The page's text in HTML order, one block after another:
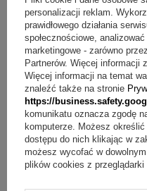
ZAPYTAJ O
personalizacji reklam.
prawidłowego działania
społecznościowe,
marketingowe - zarówno
Partnerów. Więcej informacji
Więcej informacji na temat
znaleźć także na stronie
https://
komunikatu oznacza zgodę
komputerze. Możesz
dostępu do nich klikając w
możesz wycofać w
plików cookies z